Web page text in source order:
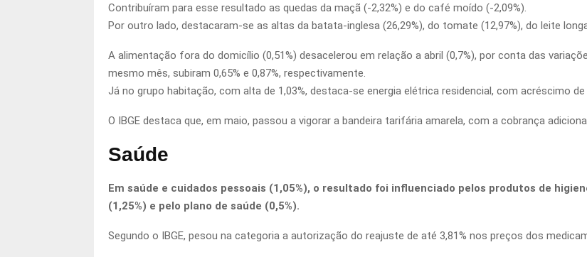
Contribuíram para esse resultado as quedas da maçã (-2,32%) e do café moído (-2,09%).
Por outro lado, destacaram-se as altas da batata-inglesa (26,29%), do tomate (12,97%), do leite longa
A alimentação fora do domicílio (0,51%) desacelerou em relação a abril (0,7%), por conta das
mesmo mês, subiram 0,65% e 0,87%, respectivamente.
Já no grupo habitação, com alta de 1,03%, destaca-se energia elétrica residencial, com acréscimo
O IBGE destaca que, em maio, passou a vigorar a bandeira tarifária amarela, com a cobrança
Saúde
Em saúde e cuidados pessoais (1,05%), o resultado foi influenciado pelos produtos de
(1,25%) e pelo plano de saúde (0,5%).
Segundo o IBGE, pesou na categoria a autorização do reajuste de até 3,81% nos preços dos